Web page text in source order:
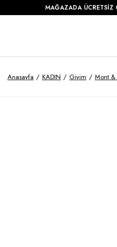
MAĞAZADA ÜCRETSİZ
Anasayfa KADIN Giyim Mont &